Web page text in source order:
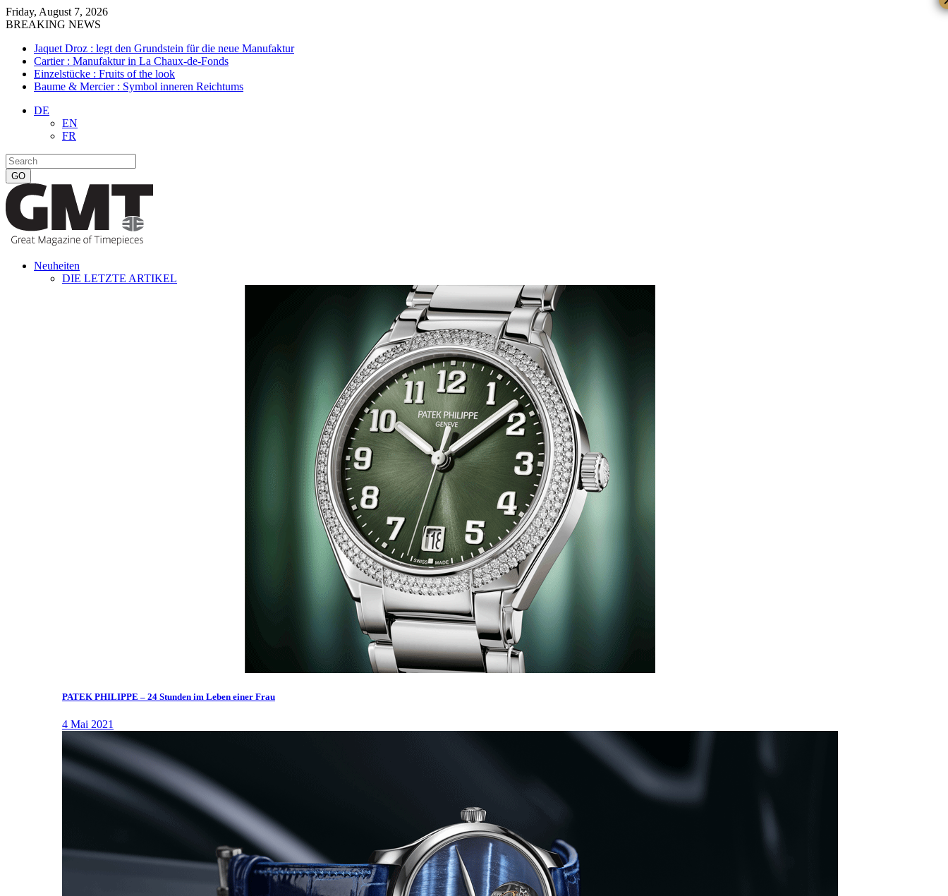
Friday, August 7, 2026
BREAKING NEWS
Jaquet Droz : legt den Grundstein für die neue Manufaktur
Cartier : Manufaktur in La Chaux-de-Fonds
Einzelstücke : Fruits of the look
Baume & Mercier : Symbol inneren Reichtums
DE
EN
FR
Neuheiten
DIE LETZTE ARTIKEL
PATEK PHILIPPE – 24 Stunden im Leben einer Frau
4 Mai 2021